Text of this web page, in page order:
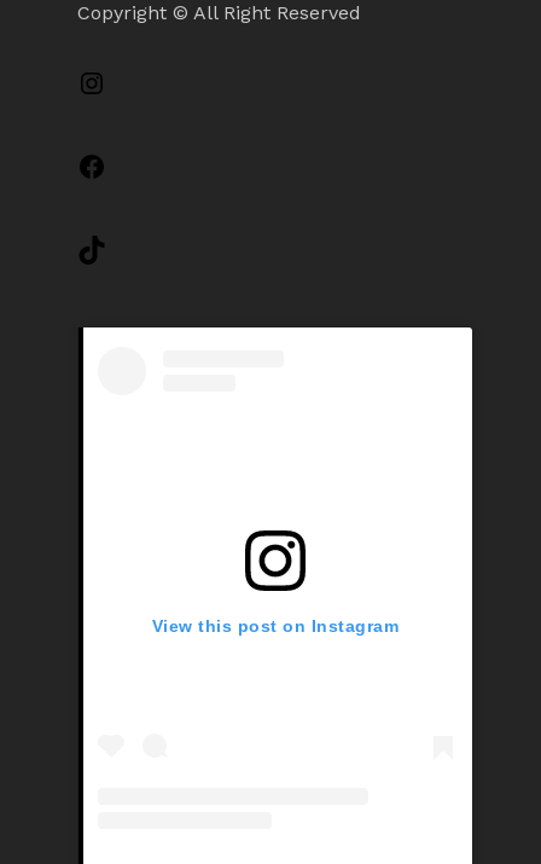
Copyright © All Right Reserved
View this post on Instagram